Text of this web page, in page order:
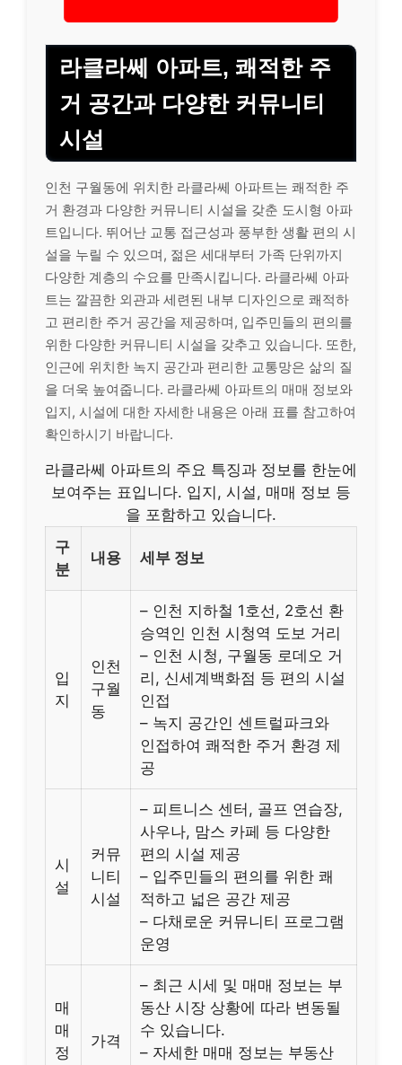
라클라쎄 아파트, 쾌적한 주
거 공간과 다양한 커뮤니티
시설
인천 구월동에 위치한 라클라쎄 아파트는 쾌적한 주
거 환경과 다양한 커뮤니티 시설을 갖춘 도시형 아파
트입니다. 뛰어난 교통 접근성과 풍부한 생활 편의 시
설을 누릴 수 있으며, 젊은 세대부터 가족 단위까지
다양한 계층의 수요를 만족시킵니다. 라클라쎄 아파
트는 깔끔한 외관과 세련된 내부 디자인으로 쾌적하
고 편리한 주거 공간을 제공하며, 입주민들의 편의를
위한 다양한 커뮤니티 시설을 갖추고 있습니다. 또한,
인근에 위치한 녹지 공간과 편리한 교통망은 삶의 질
을 더욱 높여줍니다. 라클라쎄 아파트의 매매 정보와
입지, 시설에 대한 자세한 내용은 아래 표를 참고하여
확인하시기 바랍니다.
라클라쎄 아파트의 주요 특징과 정보를 한눈에
보여주는 표입니다. 입지, 시설, 매매 정보 등
을 포함하고 있습니다.
구
분
내용 세부 정보
입
지
인천
구월
동
– 인천 지하철 1호선, 2호선 환
승역인 인천 시청역 도보 거리
– 인천 시청, 구월동 로데오 거
리, 신세계백화점 등 편의 시설
인접
– 녹지 공간인 센트럴파크와
인접하여 쾌적한 주거 환경 제
공
시
설
커뮤
니티
시설
– 피트니스 센터, 골프 연습장,
사우나, 맘스 카페 등 다양한
편의 시설 제공
– 입주민들의 편의를 위한 쾌
적하고 넓은 공간 제공
– 다채로운 커뮤니티 프로그램
운영
매
매
정
가격
– 최근 시세 및 매매 정보는 부
동산 시장 상황에 따라 변동될
수 있습니다.
– 자세한 매매 정보는 부동산